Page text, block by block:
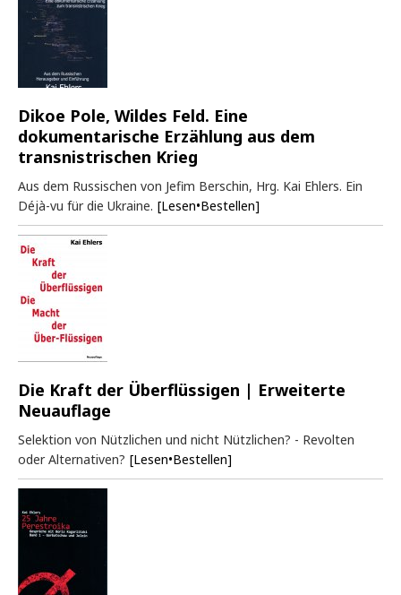
Dikoe Pole, Wildes Feld. Eine
dokumentarische Erzählung aus dem
transnistrischen Krieg
Aus dem Russischen von Jefim Berschin, Hrg. Kai Ehlers. Ein
Déjà-vu für die Ukraine. [Lesen•Bestellen]
Die Kraft der Überflüssigen | Erweiterte
Neuauflage
Selektion von Nützlichen und nicht Nützlichen? - Revolten
oder Alternativen? [Lesen•Bestellen]